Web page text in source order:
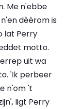
Me n'ebbe
dèèrom is
lat Perry
motto.
uit wa
'Ik perbeer
n'om 't
ligt Perry